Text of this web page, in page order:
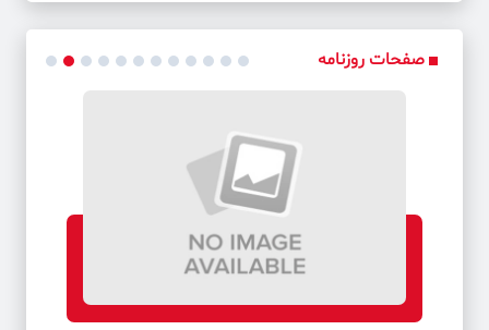
کد خبر: 61999
فرهاد مجیدی، گزینه جانشینی قلعه‌نویی شد!
تالاب هامون در کانون برنامه‌های سفر رئیس سازمان حفاظت محیط
زیست به سیستان و بلوچستان
کد خبر: 61990
دلیل این گرانی چیست؟
کد خبر: 61998
صفحات روزنامه